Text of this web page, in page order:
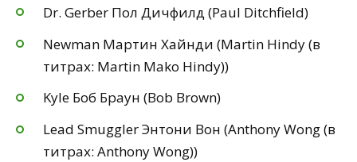
Dr. Gerber Пол Дичфилд (Paul Ditchfield)
Newman Мартин Хайнди (Martin Hindy (в
титрах: Martin Mako Hindy))
Kyle Боб Браун (Bob Brown)
Lead Smuggler Энтони Вон (Anthony Wong (в
титрах: Anthony Wong))